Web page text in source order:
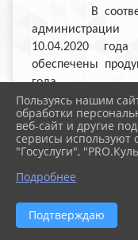
В
10.04.2020
обеспечены
года.
(законный
которого имеет
период 2020 года.
Классный
продуктовых
Пользуясь нашим
обработки
веб-сайт и другие
сервисы используют
"Госуслуги",
Подробнее
Подтверждаю